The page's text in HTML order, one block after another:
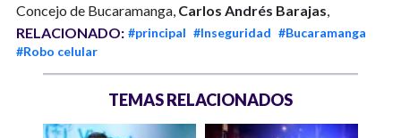
Concejo de Bucaramanga, Carlos Andrés Barajas,
RELACIONADO: #principal #Inseguridad #Bucaramanga
#Robo celular
TEMAS RELACIONADOS